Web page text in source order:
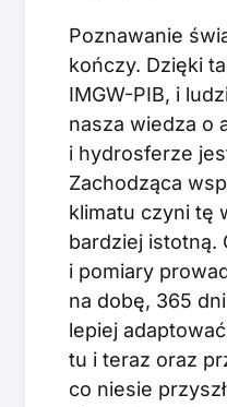
Poznawanie
kończy. Dzięki
IMGW-PIB, i
nasza wiedza o
i hydrosferze
Zachodząca
klimatu czyni tę
bardziej istotną.
i pomiary
na dobę, 365
lepiej
tu i teraz oraz
co niesie